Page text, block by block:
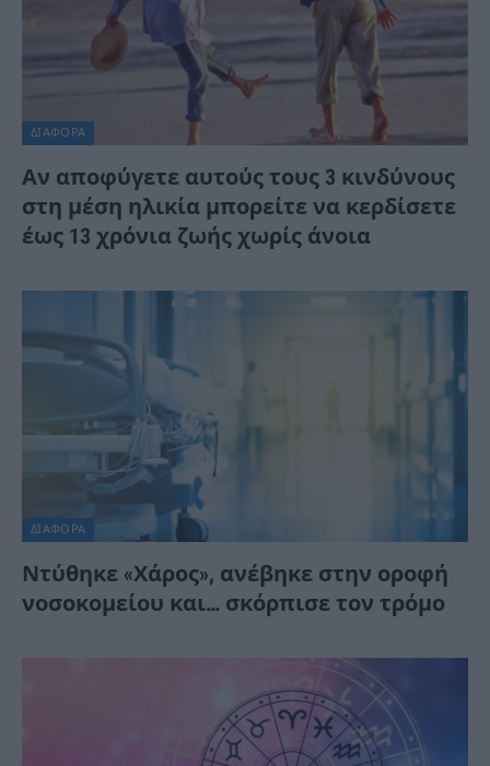
ΔΙΆΦΟΡΑ
Αν αποφύγετε αυτούς τους 3 κινδύνους
στη μέση ηλικία μπορείτε να κερδίσετε
έως 13 χρόνια ζωής χωρίς άνοια
ΔΙΆΦΟΡΑ
Ντύθηκε «Χάρος», ανέβηκε στην οροφή
νοσοκομείου και… σκόρπισε τον τρόμο